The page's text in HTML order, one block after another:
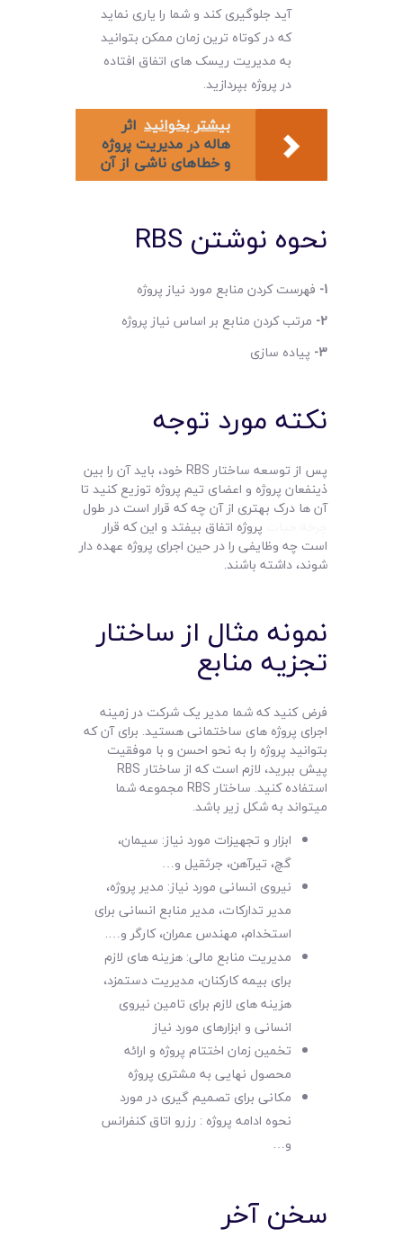
آید جلوگیری کند و شما را یاری نماید
که در کوتاه ترین زمان ممکن بتوانید
به مدیریت ریسک های اتفاق افتاده
در پروژه بپردازید.
بیشتر بخوانید اثر
هاله در مدیریت پروژه
و خطاهای ناشی از آن
نحوه نوشتن RBS
1- فهرست کردن منابع مورد نیاز پروژه
2- مرتب کردن منابع بر اساس نیاز پروژه
3- پیاده سازی
نکته مورد توجه
پس از توسعه ساختار RBS خود، باید آن را بین
ذینفعان پروژه و اعضای تیم پروژه توزیع کنید تا
آن ها درک بهتری از آن چه که قرار است در طول
پروژه اتفاق بیفتد و این که قرار
است چه وظایفی را در حین اجرای پروژه عهده دار
شوند، داشته باشند.
نمونه مثال از ساختار
تجزیه منابع
فرض کنید که شما مدیر یک شرکت در زمینه
اجرای پروژه های ساختمانی هستید. برای آن که
بتوانید پروژه را به نحو احسن و با موفقیت
پیش ببرید، لازم است که از ساختار RBS
استفاده کنید. ساختار RBS مجموعه شما
میتواند به شکل زیر باشد.
ابزار و تجهیزات مورد نیاز: سیمان،
گچ، تیرآهن، جرثقیل و…
نیروی انسانی مورد نیاز: مدیر پروژه،
مدیر تدارکات، مدیر منابع انسانی برای
استخدام، مهندس عمران، کارگر و….
مدیریت منابع مالی: هزینه های لازم
برای بیمه کارکنان، مدیریت دستمزد،
هزینه های لازم برای تامین نیروی
انسانی و ابزارهای مورد نیاز
تخمین زمان اختتام پروژه و ارائه
محصول نهایی به مشتری پروژه
مکانی برای تصمیم گیری در مورد
نحوه ادامه پروژه : رزرو اتاق کنفرانس
و…
سخن آخر